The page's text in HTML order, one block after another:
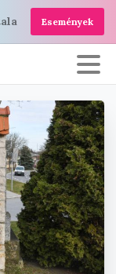
Események